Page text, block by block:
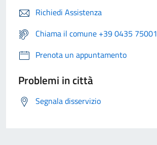
Richiedi Assistenza
Chiama il comune +39 0435 75001
Prenota un appuntamento
Problemi in città
Segnala disservizio